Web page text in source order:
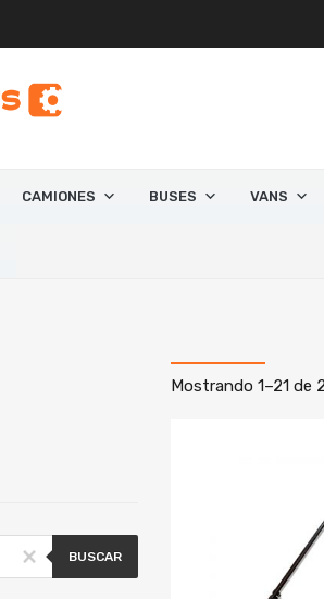
CAMIONES BUSES VANS
Mostrando 1–21 de
BUSCAR